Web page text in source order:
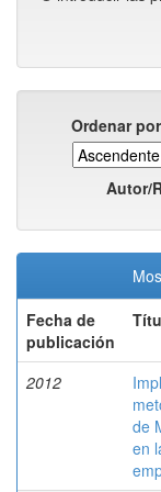
Ordenar
Autor/
Fecha de
publicación
2012
de
en